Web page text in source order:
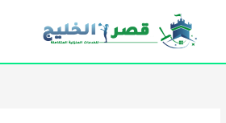
المحتوى